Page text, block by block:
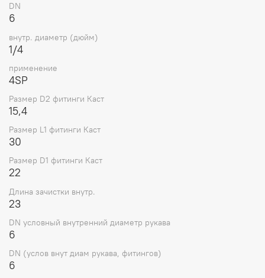
800602
DN
6
внутр. диаметр (дюйм)
1/4
применение
4SP
Размер D2 фитинги Каст
15,4
Размер L1 фитинги Каст
30
Размер D1 фитинги Каст
22
Длина зачистки внутр.
23
DN условный внутренний диаметр рукава
6
DN (услов внут диам рукава, фитингов)
6